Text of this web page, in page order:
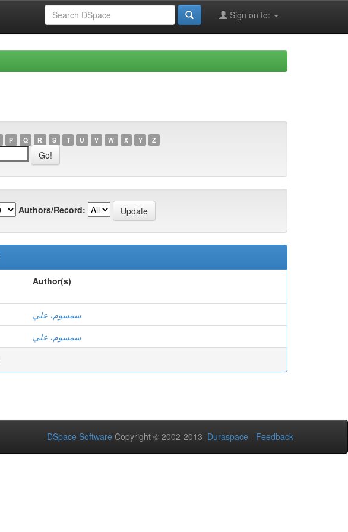
Sign on to:
P Q R S T U V W X Y Z
Authors/Record:
Author(s)
سمسوم، علي
سمسوم، علي
DSpace Software Copyright © 2002-2013 Duraspace - Feedback